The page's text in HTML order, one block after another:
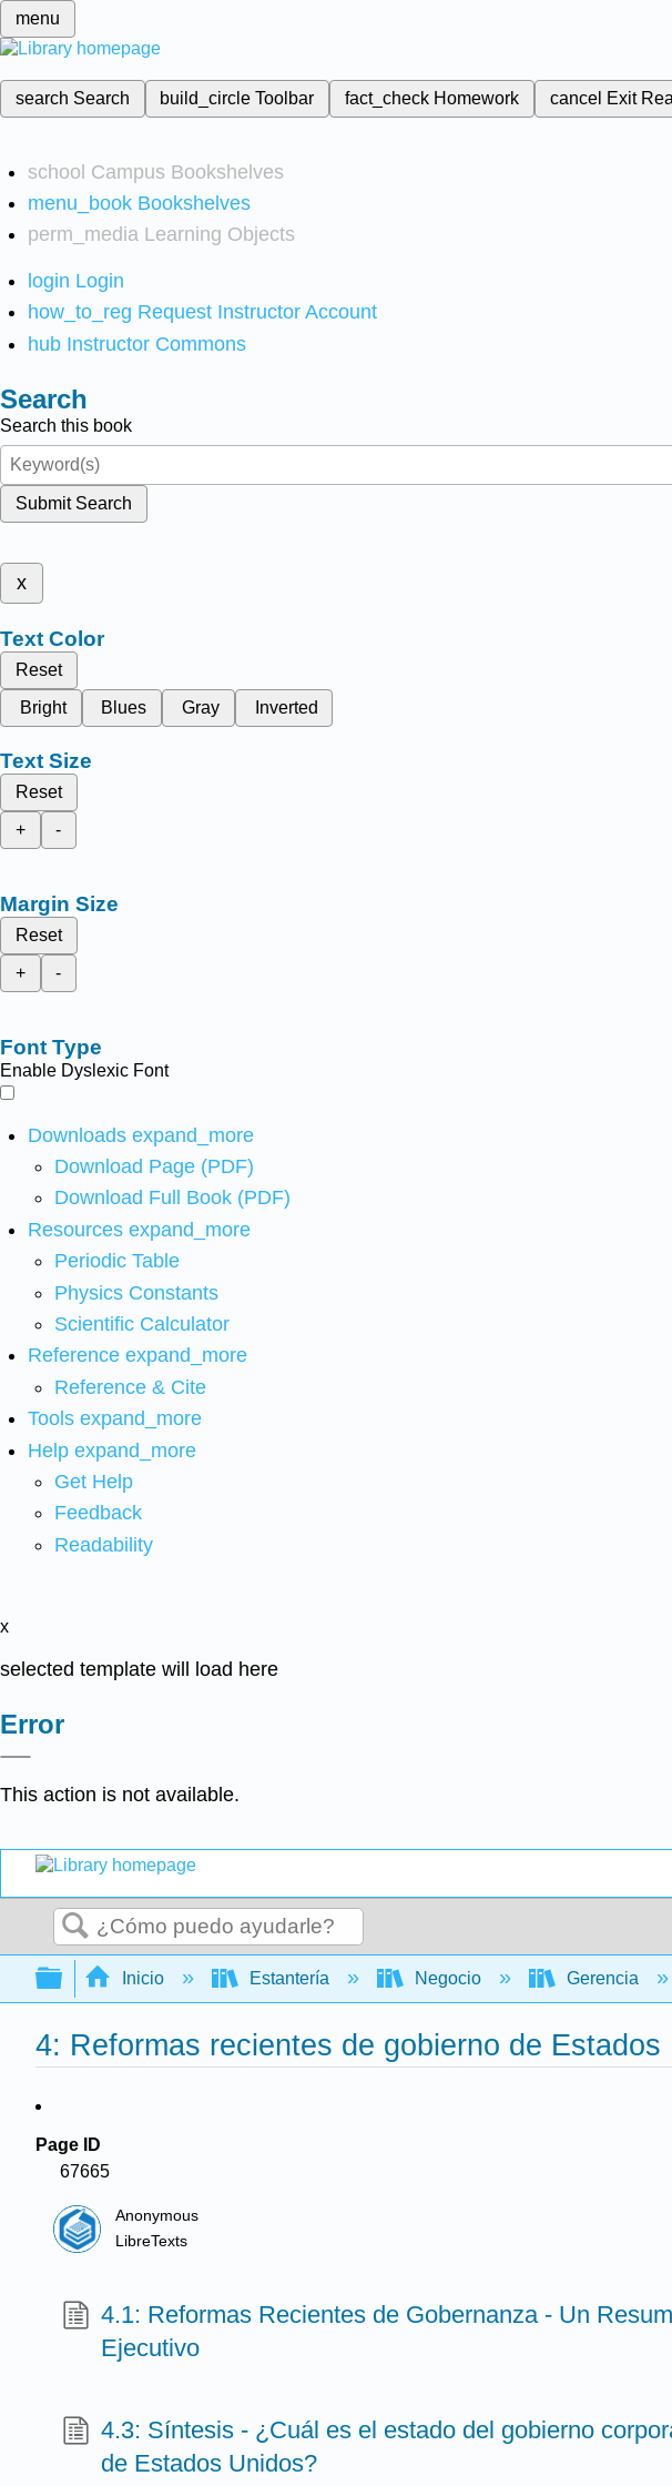
menu
search Search build_circleToolbar fact_check Homework cancel Exit
school Campus Bookshelves
menu_book Bookshelves
perm_media Learning Objects
login Login
how_to_reg Request Instructor Account
hub Instructor Commons
Search
Search this book
Submit Search
x
Text Color
Reset
Bright
Blues Gray Inverted
Text Size
Reset
+
-
Margin Size
Reset
+
-
Font Type
Enable Dyslexic Font
Downloads expand_more
Download Page (PDF)
Download Full Book (PDF)
Resources expand_more
Periodic Table
Physics Constants
Scientific Calculator
Reference expand_more
Reference & Cite
Tools expand_more
Help expand_more
Get Help
Feedback
Readability
x
selected template will load here
Error
This action is not available.
Buscar
Expandir/contraer jerarquía global
Inicio Estantería Negocio Gerencia
4: Reformas recientes de gobierno de Estados
Page ID
67665
Anonymous
LibreTexts
4.1: Reformas Recientes de Gobernanza - Un
Ejecutivo
4.3: Síntesis - ¿Cuál es el estado del gobierno
de Estados Unidos?